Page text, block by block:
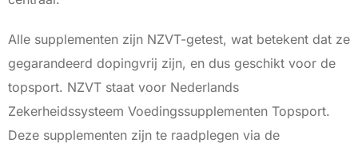
Alle supplementen zijn NZVT-getest, wat betekent dat ze
gegarandeerd dopingvrij zijn, en dus geschikt voor de
topsport. NZVT staat voor Nederlands
Zekerheidssysteem Voedingssupplementen Topsport.
Deze supplementen zijn te raadplegen via de